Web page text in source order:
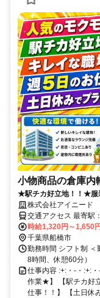
小物商品の倉庫内
★駅チカ好立地！！★
経験者大歓迎★
株式会社アイニード
交通アクセス 最寄駅：南船橋駅 ＊自転車通勤
より徒歩約8分 船橋
時給1,320円～1,650円
千葉県船橋市
勤務時間 シフト制
8時間、休憩60分）
仕事内容 :+:・-・:+:
作業★】 【駅チカ好
仕事！！】 【土日休